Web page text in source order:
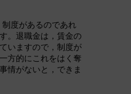
度があるのであれ
。退職金は，賃金の
いますので，制度が
方的にこれをはく奪
情がないと，できま